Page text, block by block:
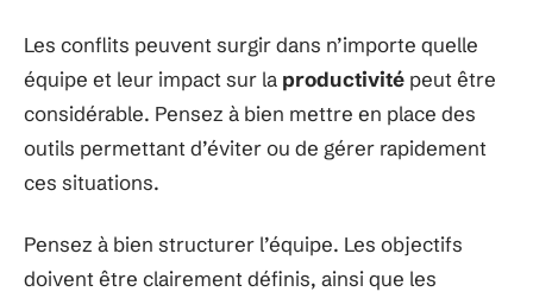
Les conflits peuvent surgir dans n’importe quelle
équipe et leur impact sur la productivité peut être
considérable. Pensez à bien mettre en place des
outils permettant d’éviter ou de gérer rapidement
ces situations.
Pensez à bien structurer l’équipe. Les objectifs
doivent être clairement définis, ainsi que les